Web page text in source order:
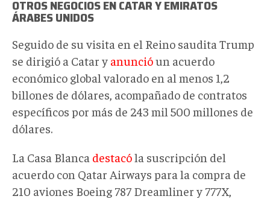
OTROS NEGOCIOS EN CATAR Y EMIRATOS
ÁRABES UNIDOS
Seguido de su visita en el Reino saudita Trump
se dirigió a Catar y anuncióun acuerdo
económico global valorado en al menos 1,2
billones de dólares, acompañado de contratos
específicos por más de 243 mil 500 millones de
dólares.
La Casa Blanca destacóla suscripción del
acuerdo con Qatar Airways para la compra de
210 aviones Boeing 787 Dreamliner y 777X,